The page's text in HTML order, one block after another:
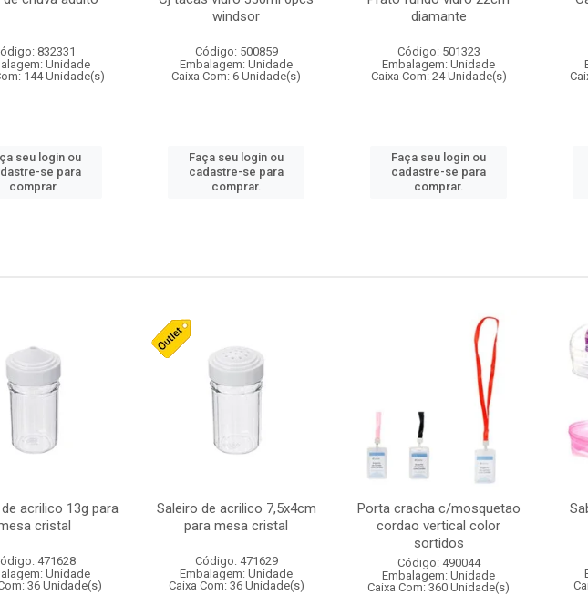
832331
Unidade
144 Unidade(s)
seu login ou
se para
comprar.
windsor
Código: 500859
Embalagem: Unidade
Caixa Com: 6 Unidade(s)
Faça seu login ou
cadastre-se para
comprar.
diamante
Código: 501323
Embalagem: Unidade
Caixa Com: 24 Unidade(s)
Faça seu login ou
cadastre-se para
comprar.
acrilico 13g para
cristal
471628
Unidade
36 Unidade(s)
Saleiro de acrilico 7,5x4cm
para mesa cristal
Código: 471629
Embalagem: Unidade
Caixa Com: 36 Unidade(s)
Porta cracha c/mosquetao
cordao vertical color
sortidos
Código: 490044
Embalagem: Unidade
Caixa Com: 360 Unidade(s)